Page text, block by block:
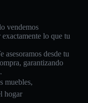
vendemos
lo que tu
asesoramos desde tu
garantizando
muebles,
hogar